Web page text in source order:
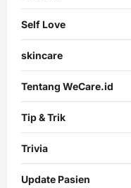
Self Love
skincare
Tentang WeCare.id
Tip & Trik
Trivia
Update Pasien